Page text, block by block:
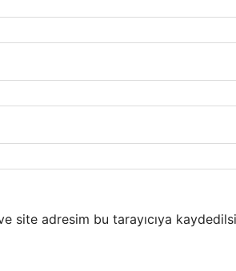
site adresim bu tarayıcıya